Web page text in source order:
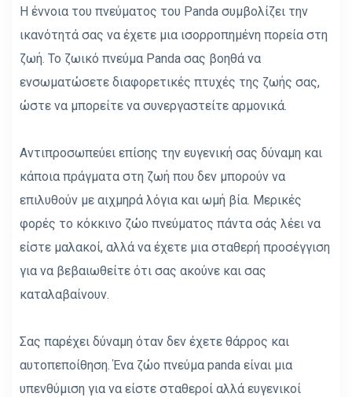
Η έννοια του πνεύματος του Panda συμβολίζει την
ικανότητά σας να έχετε μια ισορροπημένη πορεία στη
ζωή. Το ζωικό πνεύμα Panda σας βοηθά να
ενσωματώσετε διαφορετικές πτυχές της ζωής σας,
ώστε να μπορείτε να συνεργαστείτε αρμονικά.
Αντιπροσωπεύει επίσης την ευγενική σας δύναμη και
κάποια πράγματα στη ζωή που δεν μπορούν να
επιλυθούν με αιχμηρά λόγια και ωμή βία. Μερικές
φορές το κόκκινο ζώο πνεύματος πάντα σάς λέει να
είστε μαλακοί, αλλά να έχετε μια σταθερή προσέγγιση
για να βεβαιωθείτε ότι σας ακούνε και σας
καταλαβαίνουν.
Σας παρέχει δύναμη όταν δεν έχετε θάρρος και
αυτοπεποίθηση. Ένα ζώο πνεύμα panda είναι μια
υπενθύμιση για να είστε σταθεροί αλλά ευγενικοί